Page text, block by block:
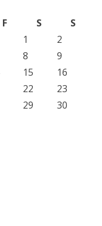
F S
S
1
2
8
9
15
16
22
23
29
30